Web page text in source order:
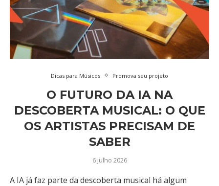
Dicas para Músicos Promova seu projeto
O FUTURO DA IA NA
DESCOBERTA MUSICAL: O QUE
OS ARTISTAS PRECISAM DE
SABER
6 julho 2026
A IA já faz parte da descoberta musical há algum